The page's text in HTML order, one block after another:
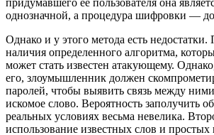
придумавшего ее пользователя она
однозначной, а процедура шифровки —
Однако и у этого метода есть
наличия определенного алгоритма,
может стать известен атакующему.
его, злоумышленник должен
паролей, чтобы выявить связь между
искомое слово. Вероятность заполучить
реальных условиях весьма невелика.
использование известных слов и